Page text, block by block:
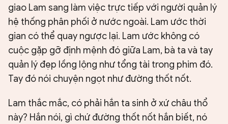
giao Lam sang làm việc trực tiếp với người quản lý
hệ thống phân phối ở nước ngoài. Lam ước thời
gian có thể quay ngược lại. Lam ước không có
cuộc gặp gỡ định mệnh đó giữa Lam, bà ta và tay
quản lý đẹp lồng lộng như tổng tài trong phim đó.
Tay đó nói chuyện ngọt như đường thốt nốt.
Lam thắc mắc, có phải hắn ta sinh ở xứ châu thổ
này? Hắn nói, gì chứ đường thốt nốt hắn biết, nó